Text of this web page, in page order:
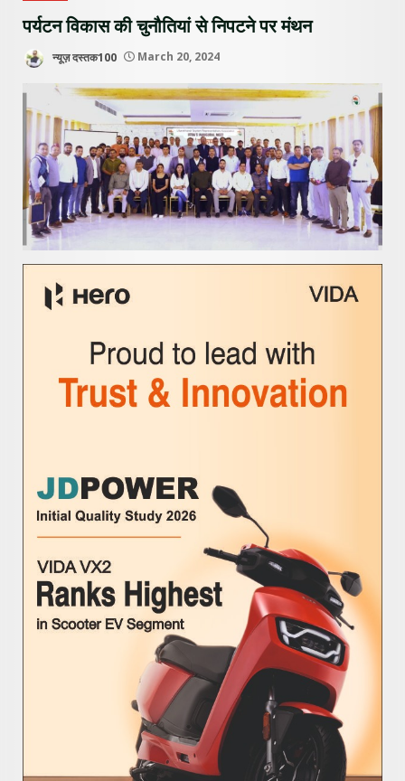
पर्यटन विकास की चुनौतियां से निपटने पर मंथन
न्यूज़ दस्तक100 March 20, 2024